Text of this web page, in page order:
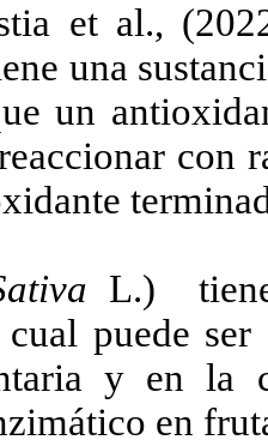
et al.,
una
un
con
L.)
puede
y en la
en